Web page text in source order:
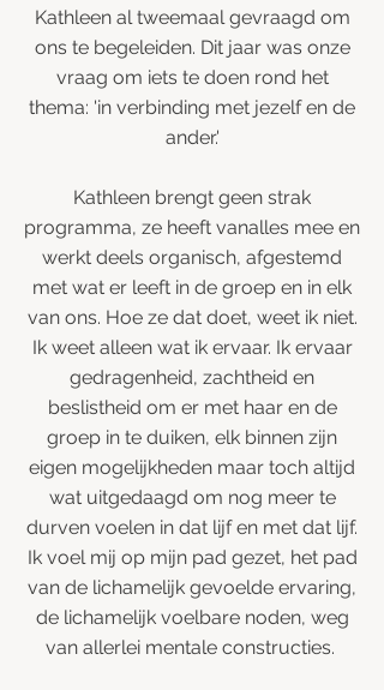
Kathleen al tweemaal gevraagd om
ons te begeleiden. Dit jaar was onze
vraag om iets te doen rond het
thema: 'in verbinding met jezelf en de
ander.'
Kathleen brengt geen strak
programma, ze heeft vanalles mee en
werkt deels organisch, afgestemd
met wat er leeft in de groep en in elk
van ons. Hoe ze dat doet, weet ik niet.
Ik weet alleen wat ik ervaar. Ik ervaar
gedragenheid, zachtheid en
beslistheid om er met haar en de
groep in te duiken, elk binnen zijn
eigen mogelijkheden maar toch altijd
wat uitgedaagd om nog meer te
durven voelen in dat lijf en met dat lijf.
Ik voel mij op mijn pad gezet, het pad
van de lichamelijk gevoelde ervaring,
de lichamelijk voelbare noden, weg
van allerlei mentale constructies.